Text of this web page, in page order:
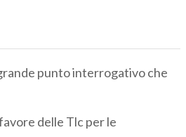
punto interrogativo che
delle Tlc per le